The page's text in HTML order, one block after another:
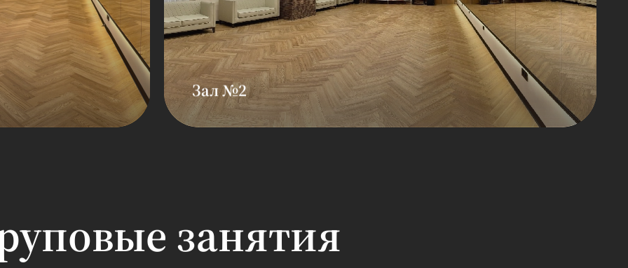
Зал №2
Площадь: 100 кв. м
Вместимость: 20 человек
Смотреть видео
занятия